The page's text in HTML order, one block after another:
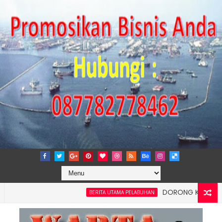
BERITA UTAMA PELABUHAN
DORONG KEMANDIRIAN
Kelancaran Logistik, IPC TPK Siap Operasikan Alat Pemindai